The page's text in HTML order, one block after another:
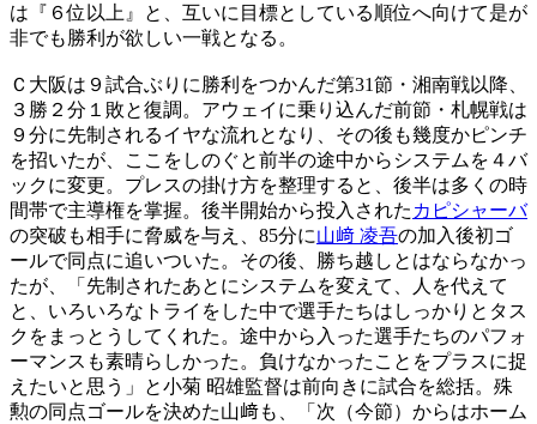
は『６位以上』と、互いに目標としている順位へ向けて是が
非でも勝利が欲しい一戦となる。
Ｃ大阪は９試合ぶりに勝利をつかんだ第31節・湘南戦以降、
３勝２分１敗と復調。アウェイに乗り込んだ前節・札幌戦は
９分に先制されるイヤな流れとなり、その後も幾度かピンチ
を招いたが、ここをしのぐと前半の途中からシステムを４バ
ックに変更。プレスの掛け方を整理すると、後半は多くの時
間帯で主導権を掌握。後半開始から投入された カピシャーバ
の突破も相手に脅威を与え、85分に山﨑 凌吾の加入後初ゴ
ールで同点に追いついた。その後、勝ち越しとはならなかっ
たが、「先制されたあとにシステムを変えて、人を代えて
と、いろいろなトライをした中で選手たちはしっかりとタス
クをまっとうしてくれた。途中から入った選手たちのパフォ
ーマンスも素晴らしかった。負けなかったことをプラスに捉
えたいと思う」と小菊 昭雄監督は前向きに試合を総括。殊
勲の同点ゴールを決めた山﨑も、「次（今節）からはホーム